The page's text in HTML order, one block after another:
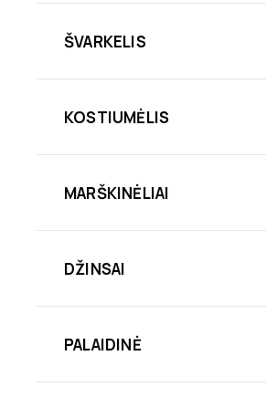
ŠVARKELIS
KOSTIUMĖLIS
MARŠKINĖLIAI
DŽINSAI
PALAIDINĖ